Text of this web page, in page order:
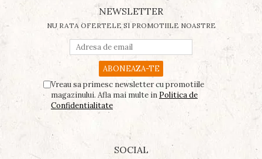
NEWSLETTER
NU RATA OFERTELE SI PROMOTIILE NOASTRE
Vreau sa primesc newsletter cu promotiile
magazinului. Afla mai multe inPolitica de
Confidentialitate
SOCIAL